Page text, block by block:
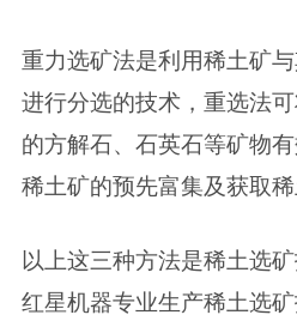
重力选矿法是利用稀土矿
进行分选的技术，重选法
的方解石、石英石等矿物
稀土矿的预先富集及获取稀
以上这三种方法是稀土选
红星机器专业生产稀土选矿